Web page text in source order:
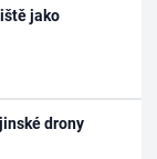
jako
drony